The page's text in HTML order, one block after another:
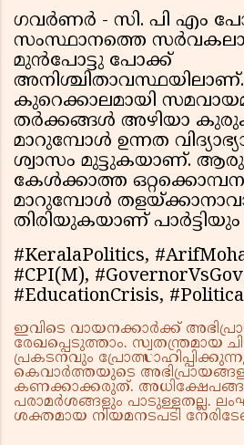
ഗവർണർ - സി. പി എം
സംസ്ഥാനത്തെ
മുൻപോട്ടു പോക്ക്
കുറെക്കാലമായി
തർക്കങ്ങൾ അഴിയാ
മാറുമ്പോൾ ഉന്നത
ശ്വാസം മുട്ടുകയാണ്.
കേൾക്കാത്ത
മാറുമ്പോൾ
തിരിയുകയാണ്
#KeralaPolitics,
#CPI(M),
#EducationCrisis,
ഇവിടെ വായനക്കാർക്ക്
രേഖപ്പെടുത്താം. സ്വതന്ത്രമായ
പ്രകടനവും
കെവാർത്തയുടെ
കണക്കാക്കരുത്.
പരാമർശങ്ങളും പാടുള്ളതല്ല.
ശക്തമായ നിയമനടപടി